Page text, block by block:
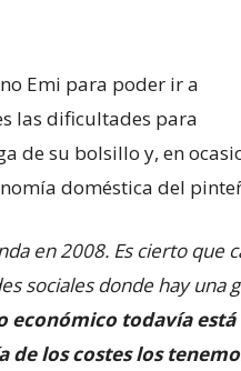
Emi para poder ir a
las dificultades para
de su bolsillo y, en
doméstica del
en 2008. Es cierto que
sociales donde hay una
económico todavía está
los costes los